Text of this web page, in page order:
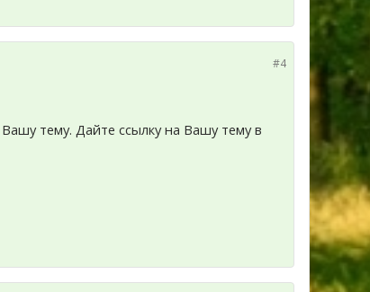
#4
тему. Дайте ссылку на Вашу тему в